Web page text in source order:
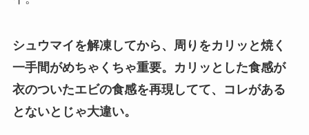
シュウマイを解凍してから、周りをカリッと焼く
一手間がめちゃくちゃ重要。カリッとした食感が
衣のついたエビの食感を再現してて、コレがある
とないとじゃ大違い。